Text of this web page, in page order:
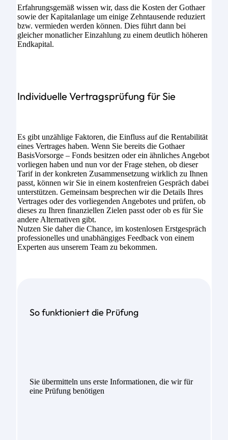
Erfahrungsgemäß wissen wir, dass die Kosten der Gothaer
sowie der Kapitalanlage um einige Zehntausende reduziert
bzw. vermieden werden können. Dies führt dann bei
gleicher monatlicher Einzahlung zu einem deutlich höheren
Endkapital.
Individuelle Vertragsprüfung für Sie
Es gibt unzählige Faktoren, die Einfluss auf die Rentabilität
eines Vertrages haben. Wenn Sie bereits die Gothaer
BasisVorsorge – Fonds besitzen oder ein ähnliches Angebot
vorliegen haben und nun vor der Frage stehen, ob dieser
Tarif in der konkreten Zusammensetzung wirklich zu Ihnen
passt, können wir Sie in einem kostenfreien Gespräch dabei
unterstützen. Gemeinsam besprechen wir die Details Ihres
Vertrages oder des vorliegenden Angebotes und prüfen, ob
dieses zu Ihren finanziellen Zielen passt oder ob es für Sie
andere Alternativen gibt.
Nutzen Sie daher die Chance, im kostenlosen Erstgespräch
professionelles und unabhängiges Feedback von einem
Experten aus unserem Team zu bekommen.
So funktioniert die Prüfung
Sie übermitteln uns erste Informationen, die wir für
eine Prüfung benötigen